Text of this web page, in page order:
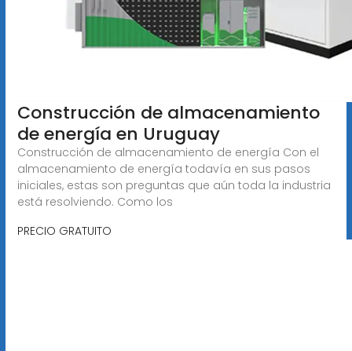
Construcción de almacenamiento
de energía en Uruguay
Construcción de almacenamiento de energía Con el
almacenamiento de energía todavía en sus pasos
iniciales, estas son preguntas que aún toda la industria
está resolviendo. Como los
PRECIO GRATUITO